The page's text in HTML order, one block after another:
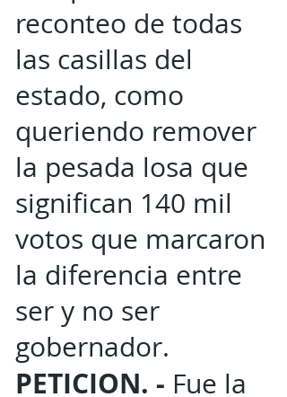
reconteo de todas
las casillas del
estado, como
queriendo remover
la pesada losa que
significan 140 mil
votos que marcaron
la diferencia entre
ser y no ser
gobernador.
PETICION. - Fue la